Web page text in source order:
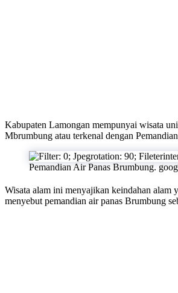
Kabupaten Lamongan mempunyai wisata
Mbrumbung atau terkenal dengan
Pemandian Air Panas Brumbung.
Wisata alam ini menyajikan keindahan alam
menyebut pemandian air panas Brumbung